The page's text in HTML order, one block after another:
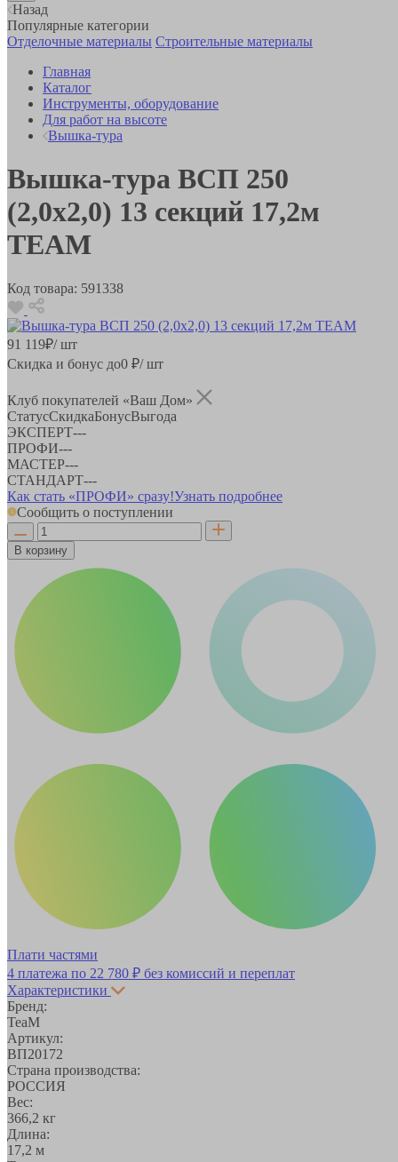
Назад
Популярные категории
Отделочные материалы Строительные материалы
Главная
Каталог
Инструменты, оборудование
Для работ на высоте
Вышка-тура
Вышка-тура ВСП 250
(2,0х2,0) 13 секций 17,2м
TEAM
Код товара: 591338
91 119₽/ шт
Скидка и бонус до0 ₽/ шт
Клуб покупателей «Ваш Дом»
СтатусСкидкаБонусВыгода
ЭКСПЕРТ---
ПРОФИ---
МАСТЕР---
СТАНДАРТ---
Как стать «ПРОФИ» сразу!Узнать подробнее
Сообщить о поступлении
В корзину
Плати частями
4 платежа по 22 780 ₽ без комиссий и переплат
Характеристики
Бренд:
TeaM
Артикул:
ВП20172
Страна производства:
РОССИЯ
Вес:
366,2 кг
Длина:
17,2 м